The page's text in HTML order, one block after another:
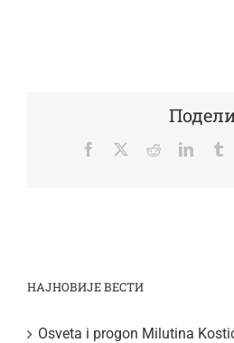
Facebook
TwitterReddit
НАЈНОВИЈЕ ВЕСТИ
Osveta i progon Milutina